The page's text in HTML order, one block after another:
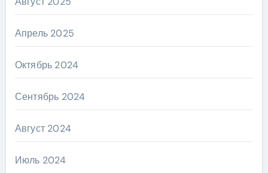
Апрель 2025
Октябрь 2024
Сентябрь 2024
Август 2024
Июль 2024